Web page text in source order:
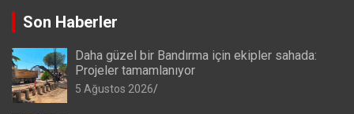
Son Haberler
Daha güzel bir Bandırma için ekipler sahada:
Projeler tamamlanıyor
5 Ağustos 2026